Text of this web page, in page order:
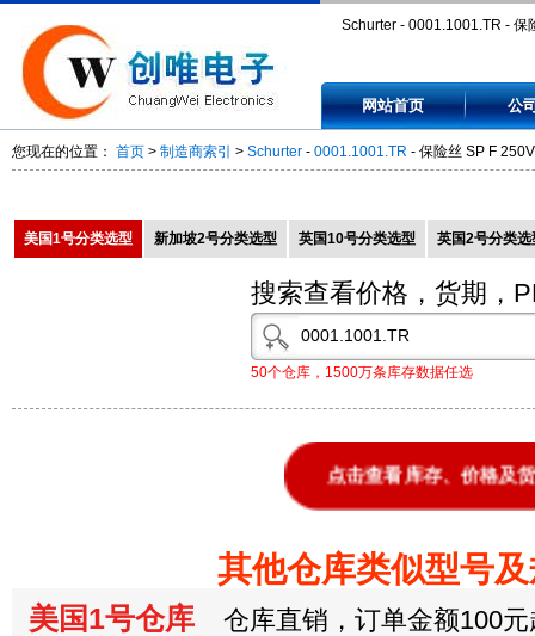
Schurter - 0001.1001.TR - 保
网站首页 公
您现在的位置： 首页 > 制造商索引 > Schurter - 0001.1001.TR - 保险丝 SP F
美国1号分类选型 新加坡2号分类选型 英国10号分类选型 英国2号分类选
搜索查看价格，货期，
50个仓库，1500万条库存数据任选
点击查看库存、价格及
其他仓库类似型号
美国1号仓库 仓库直销，订单金额100元